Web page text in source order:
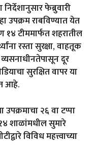
फेब्रुवारी
उपक्रम राबविण्यात येत
टीममार्फत शहरातील
रस्ता सुरक्षा, वाहतूक
दूर
सुरक्षित वापर या
आहे.
२६ वा टप्पा
शाळांमधील सुमारे
विविध महत्त्वाच्या